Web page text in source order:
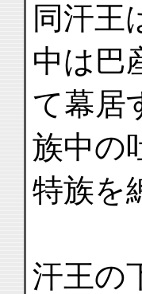
同汗王
中は巴
て幕居
族中の
特族を
汗王の